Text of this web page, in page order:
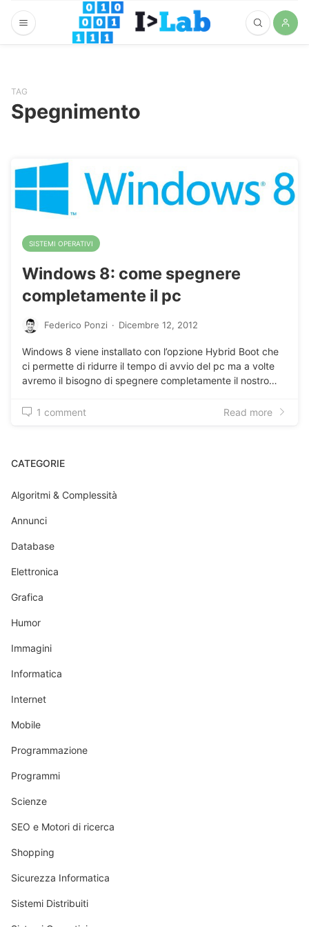
TAG
Spegnimento
SISTEMI OPERATIVI
Windows 8: come spegnere
completamente il pc
Federico Ponzi · Dicembre 12, 2012
Windows 8 viene installato con l’opzione Hybrid Boot che
ci permette di ridurre il tempo di avvio del pc ma a volte
avremo il bisogno di spegnere completamente il nostro…
1 comment Read more
CATEGORIE
Algoritmi & Complessità
Annunci
Database
Elettronica
Grafica
Humor
Immagini
Informatica
Internet
Mobile
Programmazione
Programmi
Scienze
SEO e Motori di ricerca
Shopping
Sicurezza Informatica
Sistemi Distribuiti